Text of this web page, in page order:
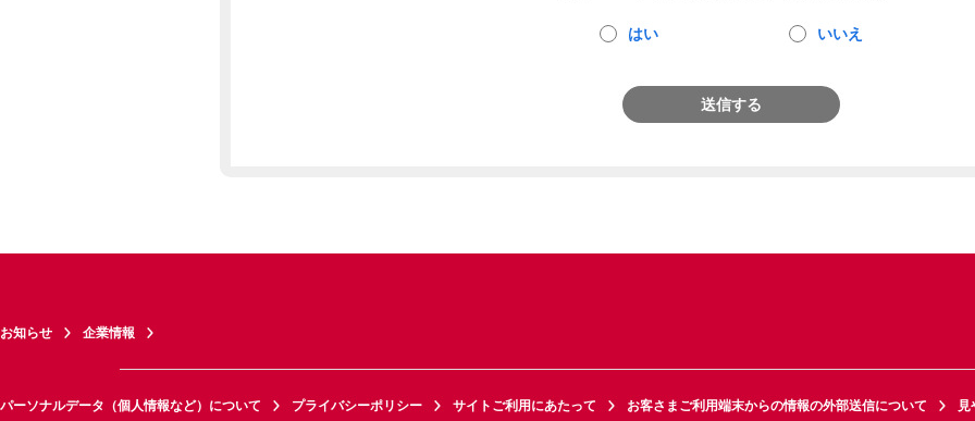
はい いいえ
送信する
お知らせ 企業情報
パーソナルデータ（個人情報など）について プライバシーポリシー サイトご利用にあたって お客さまご利用端末からの情報の外部送信について 見